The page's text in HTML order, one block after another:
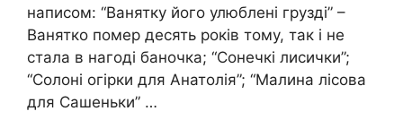
написом: “Ванятку його улюблені грузді” –
Ванятко пoмер десять років тому, так і не
стала в нагоді баночка; “Сонечкi лисички”;
“Солоні огірки для Анатолія”; “Малина лісова
для Сашеньки” …